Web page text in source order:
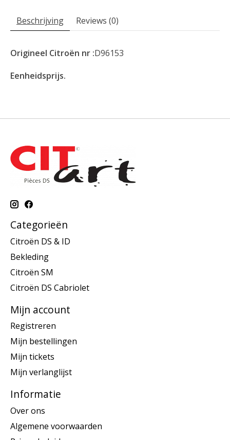
Beschrijving Reviews (0)
Origineel Citroën nr :D96153
Eenheidsprijs.
Categorieën
Citroën DS & ID
Bekleding
Citroën SM
Citroën DS Cabriolet
Mijn account
Registreren
Mijn bestellingen
Mijn tickets
Mijn verlanglijst
Informatie
Over ons
Algemene voorwaarden